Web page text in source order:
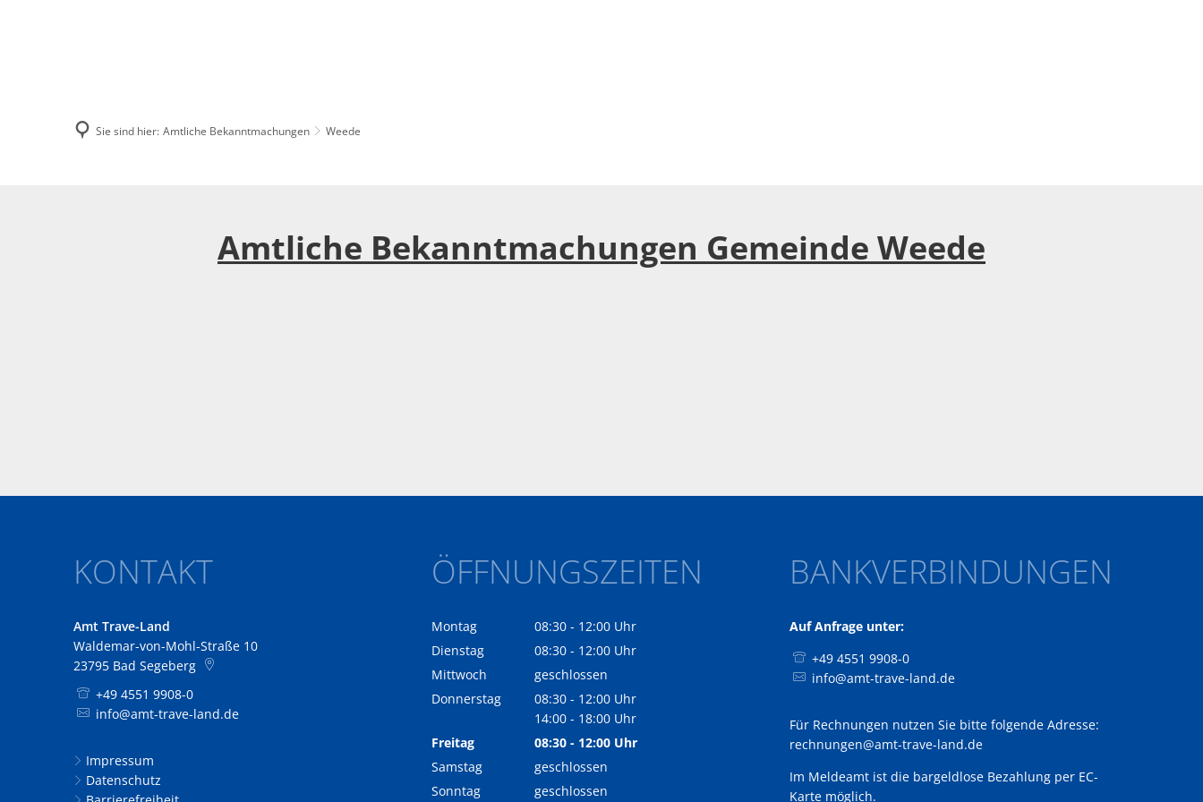
Sie sind hier: Amtliche Bekanntmachungen Weede
Amtliche Bekanntmachungen Gemeinde Weede
KONTAKT
Amt Trave-Land
Waldemar-von-Mohl-Straße 10
23795 Bad Segeberg
+49 4551 9908-0
info@amt-trave-land.de
Impressum
Datenschutz
ÖFFNUNGSZEITEN
Montag 08:30 - 12:00 Uhr
Von 08:30 bis 12:00 Uhr
Dienstag 08:30 - 12:00 Uhr
Von 08:30 bis 12:00 Uhr
Mittwoch
geschlossen
Donnerstag
08:30 - 12:00 Uhr
Von 08:30 bis 12:00 Uhr
14:00 - 18:00 Uhr
Von 14:00 bis 18:00 Uhr
Freitag 08:30 - 12:00 Uhr
Von 08:30 bis 12:00 Uhr
Samstag
geschlossen
Sonntag
geschlossen
BANKVERBINDUNGEN
Auf Anfrage unter:
+49 4551 9908-0
info@amt-trave-land.de
Für Rechnungen nutzen Sie bitte folgende Adresse:
rechnungen@amt-trave-land.de
Im Meldeamt ist die bargeldlose Bezahlung per EC-
Karte möglich.